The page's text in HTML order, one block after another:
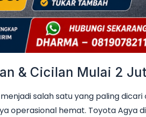
& Cicilan Mulai 2
salah satu yang paling dicari
operasional hemat. Toyota Agya